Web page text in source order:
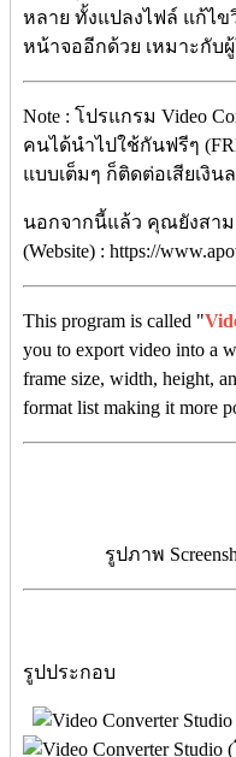
หลาย ทั้งแปลงไฟล์ แก้ไ
หน้าจออีกด้วย เหมาะกับ
Note : โปรแกรม Video
คนได้นำไปใช้กันฟรีๆ
แบบเต็มๆ ก็ติดต่อเสียเงิ
นอกจากนี้แล้ว คุณยังสา
(Website) : https://
This program is called "
you to export video into a
frame size, width, height,
format list making it more
รูปภาพ
รูปประกอบ